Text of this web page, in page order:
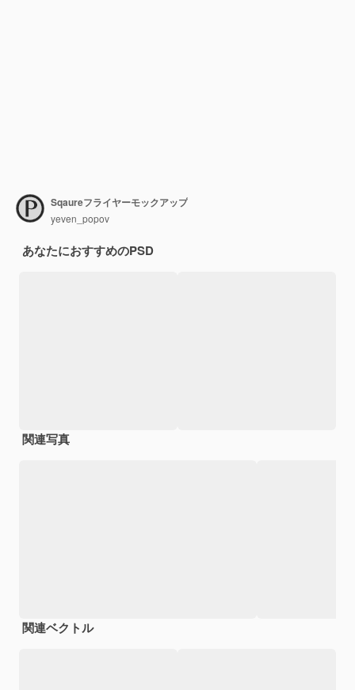
Sqaureフライヤーモックアップ
yeven_popov
あなたにおすすめのPSD
関連写真
関連ベクトル